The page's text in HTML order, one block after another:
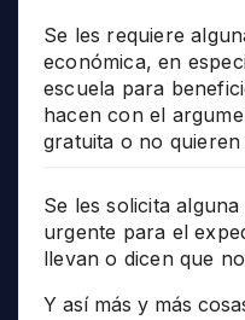
Se les requiere
económica, en
escuela para
hacen con el
gratuita o no quieren
Se les solicita
urgente para el
llevan o dicen que
Y así más y más